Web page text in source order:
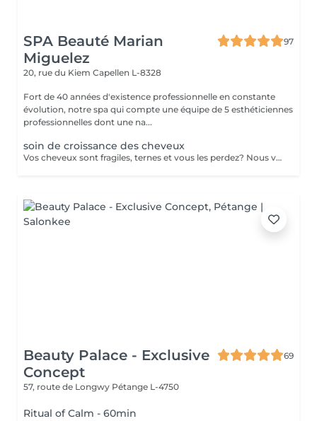
SPA Beauté Marian
Miguelez
97
20, rue du Kiem Capellen L-8328
Fort de 40 années d'existence professionnelle en constante
évolution, notre spa qui compte une équipe de 5 esthéticiennes
professionnelles dont une na...
soin de croissance des cheveux
Vos cheveux sont fragiles, ternes et vous les perdez? Nous vous proposons une cure de 2 semaines (dont 6 applications au total) dans notre institut. - Application d'un shampoing riche en Cell Supporting molecules qui fortifie la racine capillaire et active la pousse du cheveu - Pénétration des actifs grâce aux ultrasons - Application d'un conditionner pour des cheveux souples et brillants - Application d'un sérum riche en Cell Supporting molecules et en Redensyl pour une chevelure pleine de vitalité et volumineuse. Le sérum renforce le métabolisme de la racine des cheveux et en favorise la repousse.
Beauty Palace - Exclusive
Concept
69
57, route de Longwy Pétange L-4750
Ritual of Calm - 60min